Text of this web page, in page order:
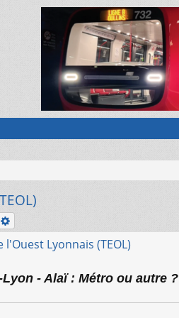
Lyonnais (TEOL)
- Alaï : Métro ou autre ?